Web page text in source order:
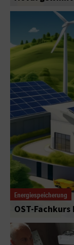
Energiespeicherung
OST-